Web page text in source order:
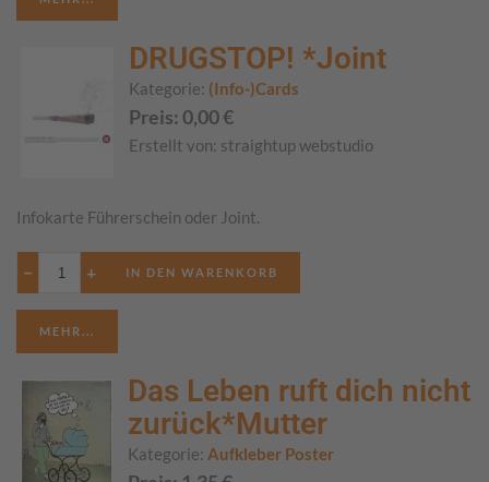
DRUGSTOP! *Joint
Kategorie: (Info-)Cards
Preis: 0,00€
Erstellt von: straightup webstudio
Infokarte Führerschein oder Joint.
− +
MEHR...
Das Leben ruft dich nicht
zurück*Mutter
Kategorie: Aufkleber Poster